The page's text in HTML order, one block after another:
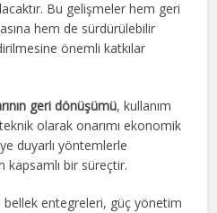
Bu gelişmeler hem geri
hem de sürdürülebilir
önemli katkılar
geri dönüşümü, kullanım
olarak onarımı ekonomik
duyarlı yöntemlerle
kapsamlı bir süreçtir.
entegreleri, güç yönetim